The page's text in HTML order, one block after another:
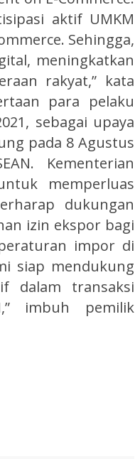
aktif UMKM
Sehingga,
meningkatkan
rakyat,” kata
para pelaku
sebagai upaya
pada 8 Agustus
Kementerian
memperluas
dukungan
izin ekspor bagi
impor di
siap mendukung
dalam transaksi
imbuh pemilik